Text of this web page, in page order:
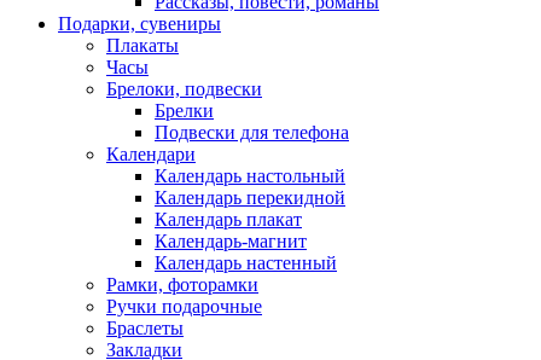
Подарки, сувениры
Плакаты
Часы
Брелоки, подвески
Брелки
Подвески для телефона
Календари
Календарь настольный
Календарь перекидной
Календарь плакат
Календарь-магнит
Календарь настенный
Рамки, фоторамки
Ручки подарочные
Браслеты
Закладки